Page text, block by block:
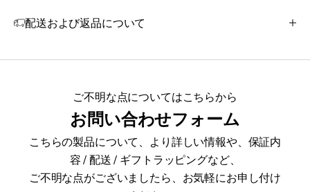
配送および返品について
ご不明な点についてはこちらから
お問い合わせフォーム
こちらの製品について、より詳しい情報や、保証内
容 / 配送 / ギフトラッピングなど、
ご不明な点がございましたら、お気軽にお申し付け